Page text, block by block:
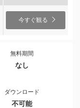
今すぐ観る
無料期間
なし
ダウンロード
不可能